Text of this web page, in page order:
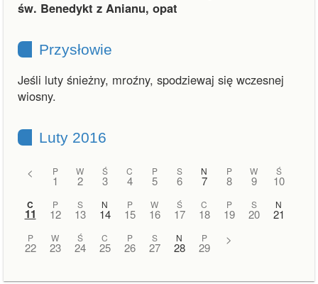
św. Benedykt z Anianu, opat
Przysłowie
Jeśli luty śnieżny, mroźny, spodziewaj się wczesnej
wiosny.
Luty 2016
< P
1
W
2
Ś
3
C
4
P
5
S
6
N
7
P
8
W
9
Ś
10
C
11
P
12
S
13
N
14
P
15
W
16
Ś
17
C
18
P
19
S
20
N
21
P
22
W
23
Ś
24
C
25
P
26
S
27
N
28
P
29
>